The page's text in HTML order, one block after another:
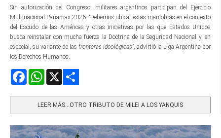
Sin autorización del Congreso, militares argentinos participan del Ejercicio
Multinacional Panamax 2026. “Debemos ubicar estas maniobras en el contexto
del Escudo de las Américas y otras iniciativas por las que Estados Unidos
busca reinstalar con mucha fuerza la Doctrina de la Seguridad Nacional y, en
especial, su variante de las fronteras ideológicas”, advirtió la Liga Argentina por
los Derechos Humanos.
FacebookWhatsApp
LEER MÁS…OTRO TRIBUTO DE MILEI A LOS YANQUIS